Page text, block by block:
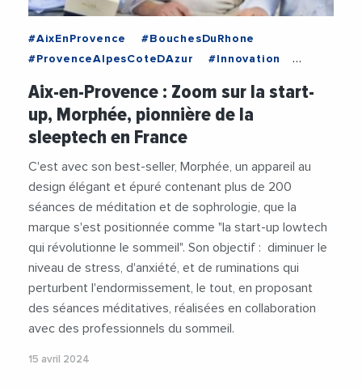
#AixEnProvence
#BouchesDuRhone
#ProvenceAlpesCoteDAzur
#Innovation
#VieDesEntreprises
Aix-en-Provence : Zoom sur la start-
up, Morphée, pionnière de la
sleeptech en France
C'est avec son best-seller, Morphée, un appareil au
design élégant et épuré contenant plus de 200
séances de méditation et de sophrologie, que la
marque s'est positionnée comme "la start-up lowtech
qui révolutionne le sommeil". Son objectif : diminuer le
niveau de stress, d'anxiété, et de ruminations qui
perturbent l'endormissement, le tout, en proposant
des séances méditatives, réalisées en collaboration
avec des professionnels du sommeil.
15 avril 2024